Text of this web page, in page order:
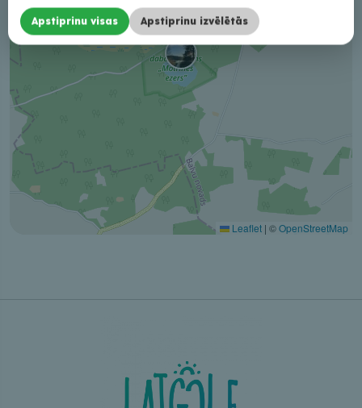
Leaflet | ©OpenStreetMap
Apstiprinu visas Apstiprinu izvēlētās